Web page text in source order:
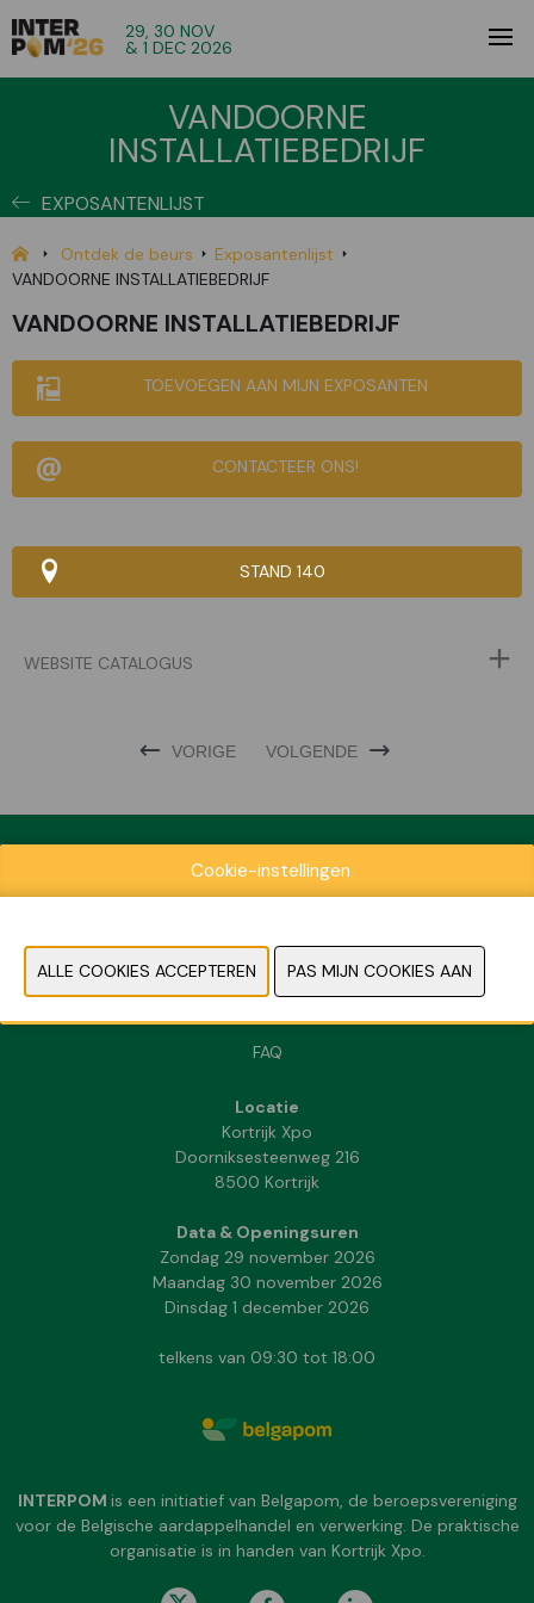
29, 30 NOV
& 1 DEC 2026
VANDOORNE
INSTALLATIEBEDRIJF
EXPOSANTENLIJST
Ontdek de beurs
Exposantenlijst
VANDOORNE INSTALLATIEBEDRIJF
VANDOORNE INSTALLATIEBEDRIJF
TOEVOEGEN AAN MIJN EXPOSANTEN
CONTACTEER ONS!
STAND 140
WEBSITE CATALOGUS
VORIGE VOLGENDE
Exposantenlijst
Praktische informatie
Contact
FAQ
Locatie
Kortrijk Xpo
Doorniksesteenweg 216
8500 Kortrijk
Data & Openingsuren
Zondag 29 november 2026
Maandag 30 november 2026
Dinsdag 1 december 2026
telkens van 09:30 tot 18:00
INTERPOM is een initiatief van Belgapom, de beroepsvereniging
voor de Belgische aardappelhandel en verwerking. De praktische
organisatie is in handen van Kortrijk Xpo.
Cookie-instellingen